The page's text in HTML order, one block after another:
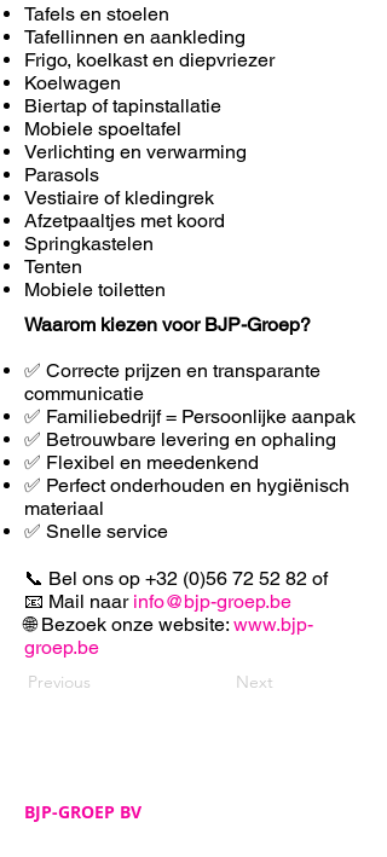
Tafels en stoelen
Tafellinnen en aankleding
Frigo, koelkast en diepvriezer
Koelwagen
Biertap of tapinstallatie
Mobiele spoeltafel
Verlichting en verwarming
Parasols
Vestiaire of kledingrek
Afzetpaaltjes met koord
Springkastelen
Tenten
Mobiele toiletten
Waarom kiezen voor BJP-Groep?
✅ Correcte prijzen en transparante
communicatie
✅ Familiebedrijf = Persoonlijke aanpak
✅ Betrouwbare levering en ophaling
✅ Flexibel en meedenkend
✅ Perfect onderhouden en hygiënisch
materiaal
✅ Snelle service
📞 Bel ons op +32 (0)56 72 52 82 of
📧 Mail naar info@bjp-groep.be
🌐 Bezoek onze website: www.bjp-
groep.be
Previous Next
BJP-GROEP BV